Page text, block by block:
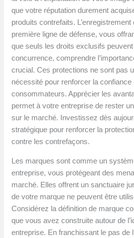
que votre réputation durement
produits contrefaits.
première ligne de défense, vous
que seuls les droits exclusifs
concurrence, comprendre
crucial. Ces protections ne sont pas
nécessité pour renforcer la confiance
consommateurs. Apprécier les
permet à votre entreprise de rester
sur le marché. Investissez dès
stratégique pour renforcer la
contre les contrefaçons.
Les marques sont comme un
entreprise, vous protégeant des
marché. Elles offrent un sanctuaire
de votre marque ne peuvent être
Considérez la définition de marque
que vous avez construite autour de
entreprise. En franchissant le pas de